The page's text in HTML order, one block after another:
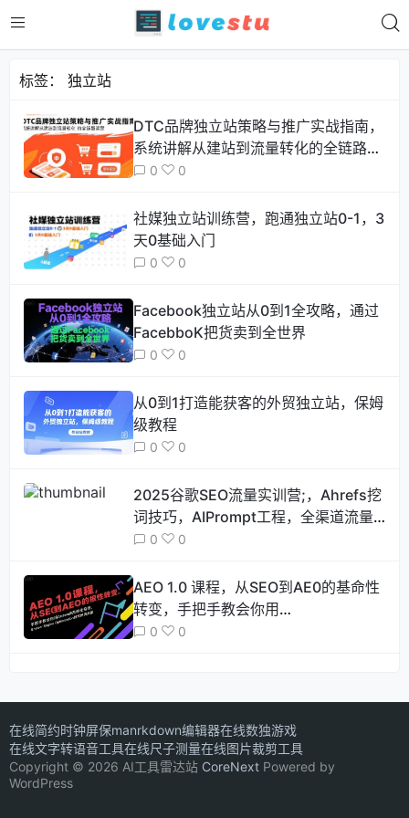
标签： 独立站
DTC品牌独立站策略与推广实战指南，
系统讲解从建站到流量转化的全链路运
营 0 0
社媒独立站训练营，跑通独立站0-1，3
天0基础入门
0 0
Facebook独立站从0到1全攻略，通过
FacebboK把货卖到全世界
0 0
从0到1打造能获客的外贸独立站，保姆
级教程
0 0
2025谷歌SEO流量实训营;，Ahrefs挖
词技巧，AIPrompt工程，全渠道流量
抢夺
0 0
AEO 1.0 课程，从SEO到AE0的基命性
转变，手把手教会你用
AnswerEngineOptimization技术抢回
0 0
在线简约时钟屏保manrkdown编辑器在线数独游戏
在线文字转语音工具在线尺子测量在线图片裁剪工具
Copyright © 2026 AI工具雷达站 CoreNext Powered by
WordPress